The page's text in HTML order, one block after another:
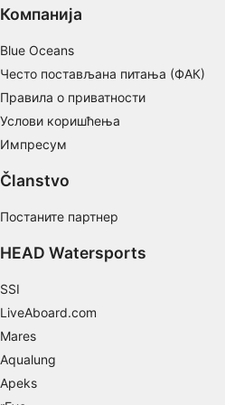
Компанија
Blue Oceans
Често постављана питања (ФАК)
Правила о приватности
Услови коришћења
Импресум
Članstvo
Постаните партнер
HEAD Watersports
SSI
LiveAboard.com
Mares
Aqualung
Apeks
combinations of data from
Develop and improve services
Use limited data to select content
IAB Special Features:
Use precise geolocation data
Identify devices based on
Necessary
Functional